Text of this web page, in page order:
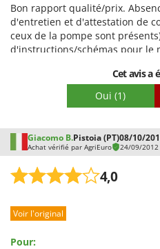
Bon rapport qualité/prix.
d'entretien et d'attestation de
ceux de la pompe sont
d'instructions/schémas pour le
Cet avis a
Oui (1)
Giacomo B.Pistoia (PT)08/10/
Achat vérifié par AgriEuro 24/09/2012
4,0
Voir l'original
Pour: